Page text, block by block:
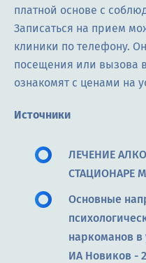
платной основе с
Записаться на прием
клиники по телефону.
посещения или вызова
ознакомят с ценами на
Источники
ЛЕЧЕНИЕ
СТАЦИОНАРЕ
Основные
наркоманов в
ИА Новиков -